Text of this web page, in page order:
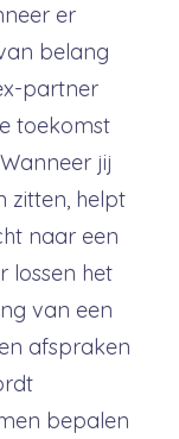
er
belang
partner
toekomst
jij
zitten, helpt
naar een
lossen het
van een
afspraken
bepalen